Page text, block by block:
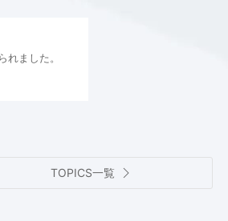
れました。
TOPICS一覧